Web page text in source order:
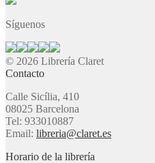
Síguenos
© 2026 Librería Claret
Contacto
Calle Sicília, 410
08025 Barcelona
Tel: 933010887
Email: libreria@claret.es
Horario de la librería